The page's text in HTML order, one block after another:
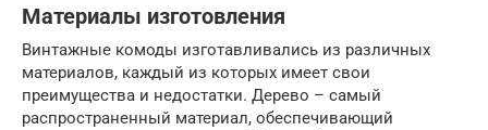
Материалы изготовления
Винтажные комоды изготавливались из различных
материалов, каждый из которых имеет свои
преимущества и недостатки. Дерево – самый
распространенный материал, обеспечивающий